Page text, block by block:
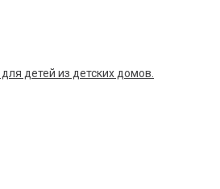
для детей из детских домов.